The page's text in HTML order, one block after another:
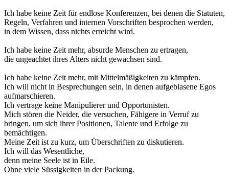
Ich habe keine Zeit für endlose Konferenzen, bei denen die Statuten,
Regeln, Verfahren und internen Vorschriften besprochen werden,
in dem Wissen, dass nichts erreicht wird.
Ich habe keine Zeit mehr, absurde Menschen zu ertragen,
die ungeachtet ihres Alters nicht gewachsen sind.
Ich habe keine Zeit mehr, mit Mittelmäßigkeiten zu kämpfen.
Ich will nicht in Besprechungen sein, in denen aufgeblasene Egos
aufmarschieren.
Ich vertrage keine Manipulierer und Opportunisten.
Mich stören die Neider, die versuchen, Fähigere in Verruf zu
bringen, um sich ihrer Positionen, Talente und Erfolge zu
bemächtigen.
Meine Zeit ist zu kurz, um Überschriften zu diskutieren.
Ich will das Wesentliche,
denn meine Seele ist in Eile.
Ohne viele Süssigkeiten in der Packung.